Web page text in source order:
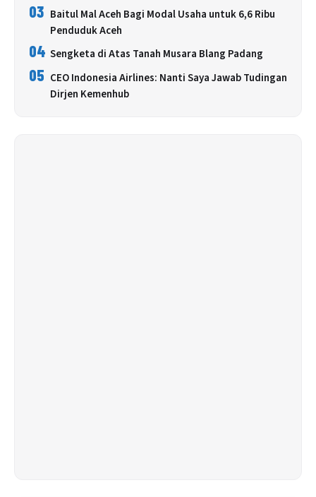
03 Baitul Mal Aceh Bagi Modal Usaha untuk 6,6 Ribu
Penduduk Aceh
04 Sengketa di Atas Tanah Musara Blang Padang
05 CEO Indonesia Airlines: Nanti Saya Jawab Tudingan
Dirjen Kemenhub